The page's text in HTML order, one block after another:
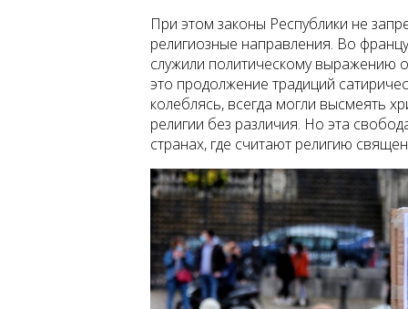
При этом законы Республики не
религиозные направления. Во
служили политическому выражению
это продолжение традиций
колеблясь, всегда могли высмеять
религии без различия. Но эта
странах, где считают религию